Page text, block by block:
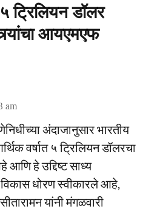
ट्रिलियन डॉलर
आयएमएफ
am
अंदाजानुसार भारतीय
वर्षात ५ ट्रिलियन डॉलरचा
हे उद्दिष्ट साध्य
धोरण स्वीकारले आहे,
यांनी मंगळवारी